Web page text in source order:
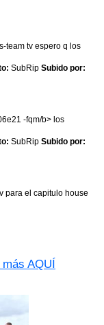
team tv espero q los
SubRip Subido por:
-fqm/b> los
SubRip Subido por:
para el capitulo house
AQUÍ